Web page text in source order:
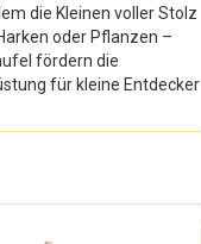
die Kleinen voller Stolz
oder Pflanzen –
fördern die
für kleine Entdecker